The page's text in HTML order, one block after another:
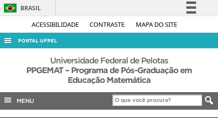
ACESSIBILIDADE CONTRASTE MAPA DO SITE
BRASIL
Simplifique!
Acesso à informação
Legislação
Canais
PORTAL UFPEL
ACESSO À INFORMAÇÃO
AUDITORIA
Universidade Federal de Pelotas
PPGEMAT – Programa de Pós-Graduação em
Educação Matemática
MENU